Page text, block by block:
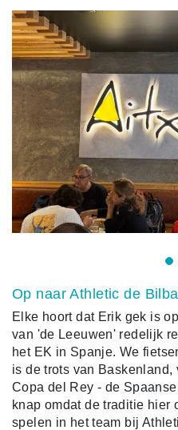
Op naar Athletic de
Elke hoort dat Erik gek is
van 'de Leeuwen' redelijk
het EK in Spanje. We
is de trots van
Copa del Rey - de
knap omdat de traditie hier
spelen in het team bij